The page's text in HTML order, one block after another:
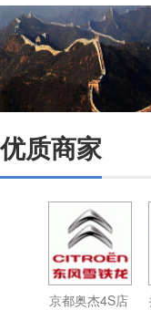
优质商家
京都奥杰4S店